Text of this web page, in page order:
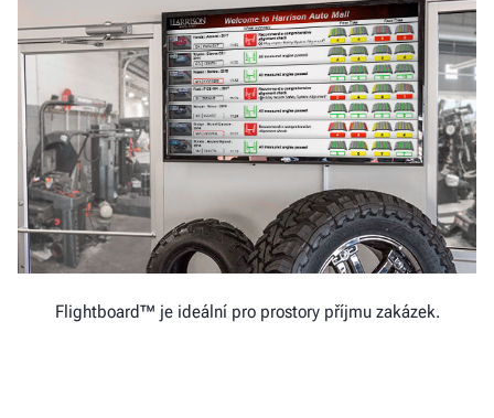
Flightboard™ je ideální pro prostory příjmu zakázek.